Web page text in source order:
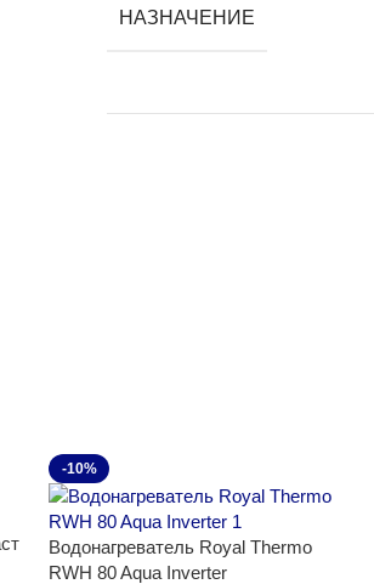
НАЗНАЧЕНИЕ
-10%
Водонагреватель Royal Thermo
RWH 80 Aqua Inverter